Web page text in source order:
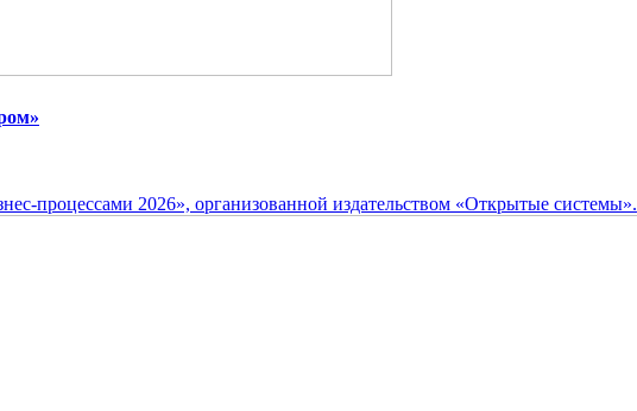
процессами 2026», организованной издательством «Открытые системы».